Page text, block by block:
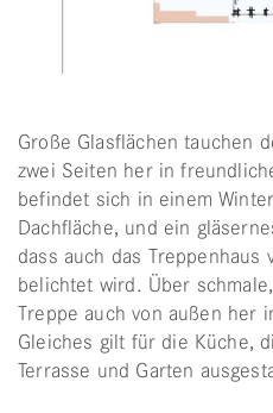
Große Glasflächen tauchen
zwei Seiten her in
befindet sich in einem
Dachfläche, und ein
dass auch das Treppenhaus
belichtet wird. Über
Treppe auch von außen her
Gleiches gilt für die Küche,
Terrasse und Garten